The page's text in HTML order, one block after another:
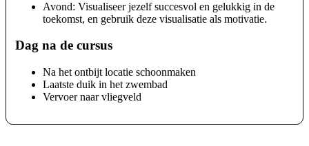
Avond: Visualiseer jezelf succesvol en gelukkig in de
toekomst, en gebruik deze visualisatie als motivatie.
Dag na de cursus
Na het ontbijt locatie schoonmaken
Laatste duik in het zwembad
Vervoer naar vliegveld